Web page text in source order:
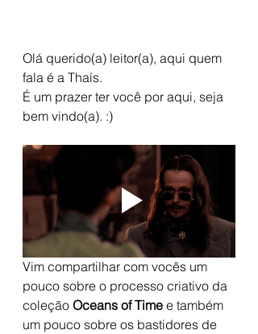
Olá querido(a) leitor(a), aqui quem
fala é a Thaís.
É um prazer ter você por aqui, seja
bem vindo(a). :)
Vim compartilhar com vocês um
pouco sobre o processo criativo da
coleção Oceans of Time e também
um pouco sobre os bastidores de